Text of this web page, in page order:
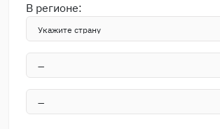
В регионе: